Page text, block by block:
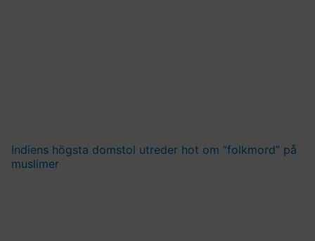
Indiens högsta domstol utreder hot om ”folkmord” på
muslimer